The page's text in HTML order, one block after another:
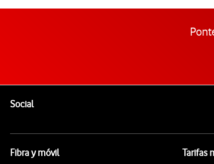
SocialEnlaces a las redes sociales de Vodafone
Fibra y móvil Tarifas